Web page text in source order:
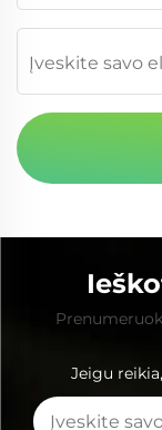
Jeigu